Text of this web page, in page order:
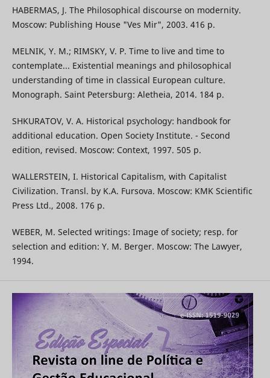
HABERMAS, J. The Philosophical discourse on modernity.
Moscow: Publishing House "Ves Mir", 2003. 416 p.
MELNIK, Y. M.; RIMSKY, V. P. Time to live and time to
contemplate... Existential meanings and philosophical
understanding of time in classical European culture.
Monograph. Saint Petersburg: Aletheia, 2014. 184 p.
SHKURATOV, V. A. Historical psychology: handbook for
additional education. Open Society Institute. - Second
edition, revised. Moscow: Context, 1997. 505 p.
WALLERSTEIN, I. Historical Capitalism, with Capitalist
Civilization. Transl. by K.A. Fursova. Мoscow: KMK Scientific
Press Ltd., 2008. 176 p.
WEBER, М. Selected writings: Image of society; resp. for
selection and edition: Y. M. Berger. Мoscow: The Lawyer,
1994.